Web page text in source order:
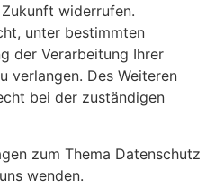
widerrufen.
unter bestimmten
der Verarbeitung Ihrer
verlangen. Des Weiteren
bei der zuständigen
zum Thema Datenschutz
wenden.